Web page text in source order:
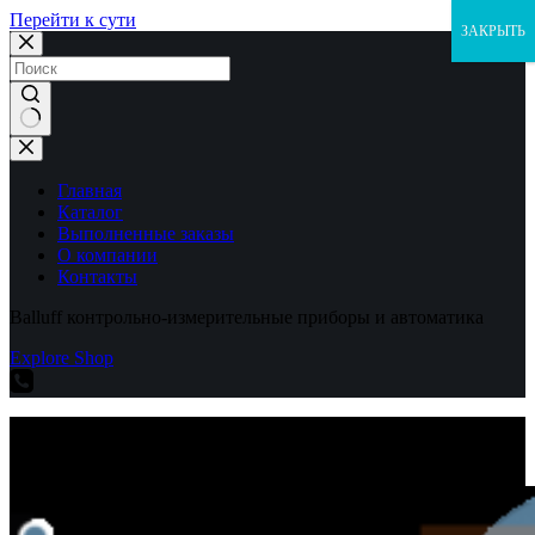
Перейти к сути
Ничего
не
найденоГлавная
Каталог
Выполненные заказы
О компании
Контакты
Balluff контрольно-измерительные приборы и автоматика
Explore Shop
ЗАКРЫТЬ